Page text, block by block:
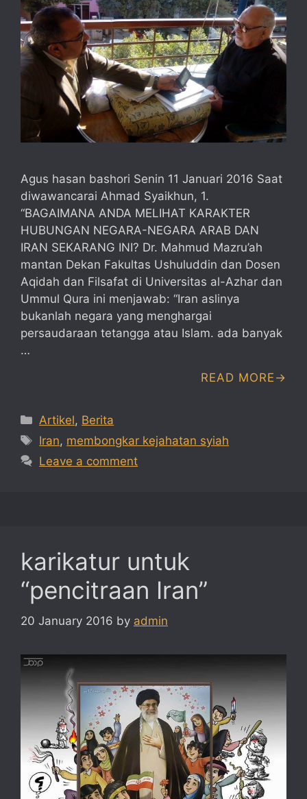
Agus hasan bashori Senin 11 Januari 2016 Saat
diwawancarai Ahmad Syaikhun, 1.
“BAGAIMANA ANDA MELIHAT KARAKTER
HUBUNGAN NEGARA-NEGARA ARAB DAN
IRAN SEKARANG INI? Dr. Mahmud Mazru’ah
mantan Dekan Fakultas Ushuluddin dan Dosen
Aqidah dan Filsafat di Universitas al-Azhar dan
Ummul Qura ini menjawab: “Iran aslinya
bukanlah negara yang menghargai
persaudaraan tetangga atau Islam. ada banyak
…
READ MORE
Categories
Artikel, Berita
Tags
Iran, membongkar kejahatan syiah
Leave a comment
karikatur untuk
“pencitraan Iran”
20 January 2016 by admin